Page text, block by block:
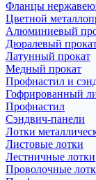
Фланцы
Цветной
Алюминиевый
Дюралевый
Латунный прокат
Медный прокат
Профнастил и
Гофрированный
Профнастил
Сэндвич-панели
Лотки
Листовые лотки
Лестничные лотки
Проволочные